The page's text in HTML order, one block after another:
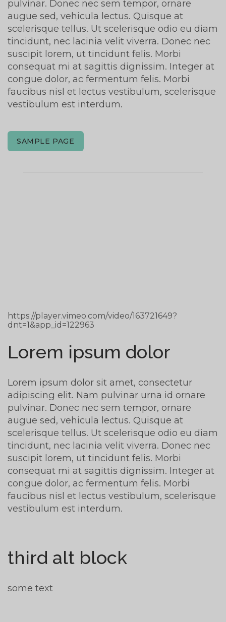
pulvinar. Donec nec sem tempor, ornare
augue sed, vehicula lectus. Quisque at
scelerisque tellus. Ut scelerisque odio eu diam
tincidunt, nec lacinia velit viverra. Donec nec
suscipit lorem, ut tincidunt felis. Morbi
consequat mi at sagittis dignissim. Integer at
congue dolor, ac fermentum felis. Morbi
faucibus nisl et lectus vestibulum, scelerisque
vestibulum est interdum.
SAMPLE PAGE
https://player.vimeo.com/video/163721649?
dnt=1&app_id=122963
Lorem ipsum dolor
Lorem ipsum dolor sit amet, consectetur
adipiscing elit. Nam pulvinar urna id ornare
pulvinar. Donec nec sem tempor, ornare
augue sed, vehicula lectus. Quisque at
scelerisque tellus. Ut scelerisque odio eu diam
tincidunt, nec lacinia velit viverra. Donec nec
suscipit lorem, ut tincidunt felis. Morbi
consequat mi at sagittis dignissim. Integer at
congue dolor, ac fermentum felis. Morbi
faucibus nisl et lectus vestibulum, scelerisque
vestibulum est interdum.
third alt block
some text